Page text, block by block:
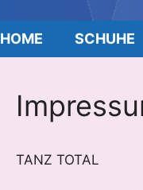
HOME SCHUHE
TANZ TOTAL